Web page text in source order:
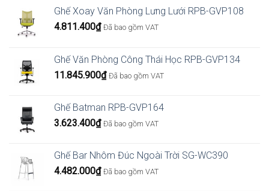
Ghế Xoay Văn Phòng Lưng Lưới RPB-GVP108
4.811.400₫ Đã bao gồm VAT
Ghế Văn Phòng Công Thái Học RPB-GVP134
11.845.900₫ Đã bao gồm VAT
Ghế Batman RPB-GVP164
3.623.400₫ Đã bao gồm VAT
Ghế Bar Nhôm Đúc Ngoài Trời SG-WC390
4.482.000₫ Đã bao gồm VAT